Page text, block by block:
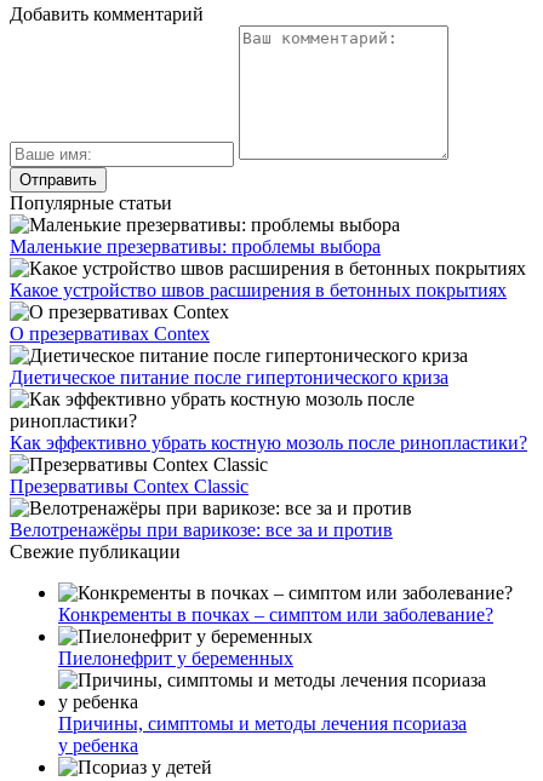
Добавить комментарий
Популярные статьи
Маленькие презервативы: проблемы выбора
Какое устройство швов расширения в бетонных покрытиях
О презервативах Contex
Диетическое питание после гипертонического криза
Как эффективно убрать костную мозоль после ринопластики?
Презервативы Contex Classic
Велотренажёры при варикозе: все за и против
Свежие публикации
Конкременты в почках – симптом или заболевание?
Пиелонефрит у беременных
Причины, симптомы и методы лечения псориаза
у ребенка